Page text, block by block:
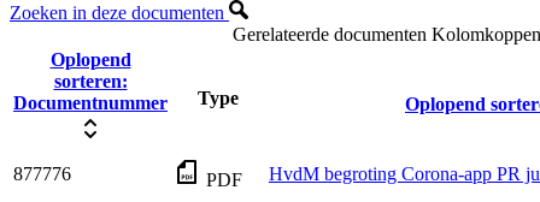
Zoeken in deze documenten
Gerelateerde documenten
Oplopend
sorteren:
Documentnummer
Type Oplopend
877776 PDF HvdM begroting Corona-app PR